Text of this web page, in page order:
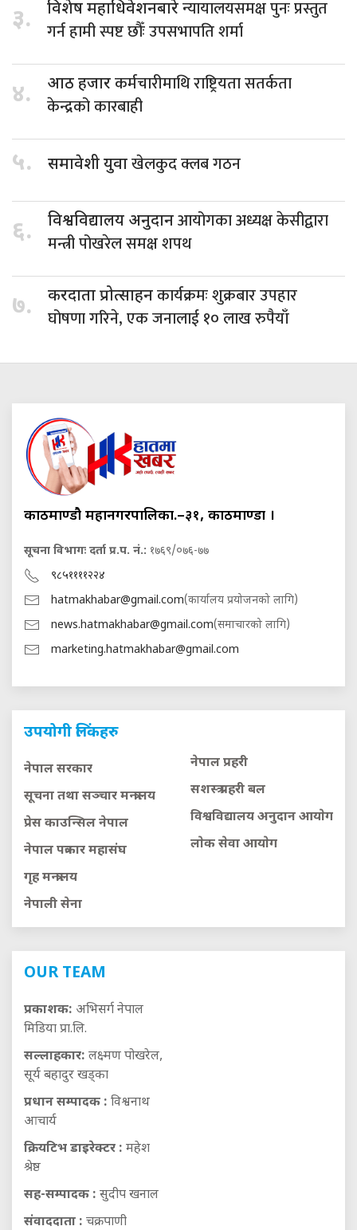
३. विशेष महाधिवेशनबारेन्यायालयसमक्ष पुनः प्रस्तुत
गर्न हामी स्पष्ट छौँः उपसभापति शर्मा
४. आठ हजारकर्मचारीमाथि राष्ट्रियता सतर्कता
केन्द्रको कारबाही
५. समावेशी युवाखेलकुद क्लब गठन
६. विश्वविद्यालय अनुदानआयोगका अध्यक्ष केसीद्वारा
मन्त्री पोखरेल समक्ष शपथ
७. करदाता प्रोत्साहनकार्यक्रमः शुक्रबार उपहार
घोषणा गरिने, एक जनालाई १० लाख रुपैयाँ
काठमाण्डौ महानगरपालिका.–३१, काठमाण्डौं ।
सूचना विभागः दर्ता प्र.प. नं.: १७६९/०७६-७७
९८५११११२२४
hatmakhabar@gmail.com(कार्यालय प्रयोजनको लागि)
news.hatmakhabar@gmail.com(समाचारको लागि)
marketing.hatmakhabar@gmail.com
उपयोगी लिंकहरु
नेपाल सरकार
सूचना तथा सञ्चार मन्त्रालय
प्रेस काउन्सिल नेपाल
नेपाल पत्रकार महासंघ
गृह मन्त्रालय
नेपाली सेना
नेपाल प्रहरी
सशस्त्र प्रहरी बल
विश्वविद्यालय अनुदान आयाेग
लाेक सेवा आयाेग
OUR TEAM
प्रकाशक: अभिसर्ग नेपाल
मिडिया प्रा.लि.
सल्लाहकार: लक्ष्मण पोखरेल,
सूर्य बहादुर खड्का
प्रधान सम्पादक : विश्वनाथ
आचार्य
क्रियटिभ डाइरेक्टर : महेश
श्रेष्ठ
सह-सम्पादक : सुदीप खनाल
संवाददाता : चक्रपाणी